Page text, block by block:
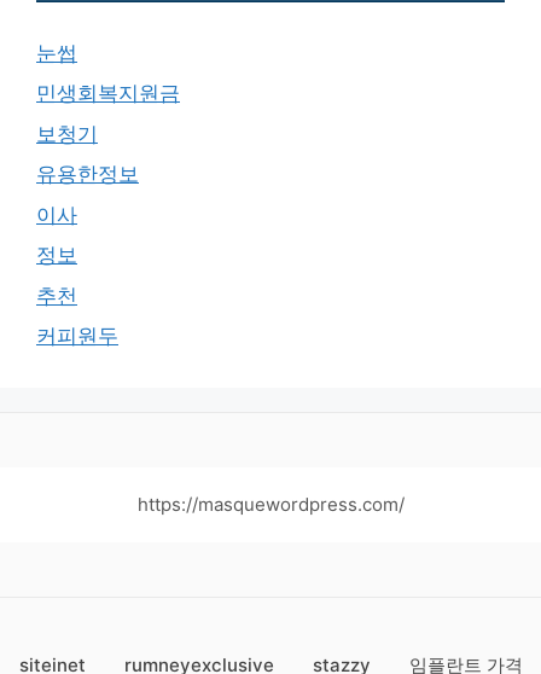
눈썹
민생회복지원금
보청기
유용한정보
이사
정보
추천
커피원두
https://masquewordpress.com/
siteinet rumneyexclusive stazzy 임플란트 가격